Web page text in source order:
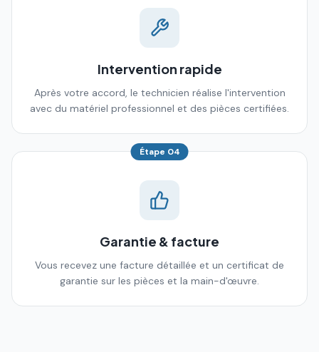
Intervention rapide
Après votre accord, le technicien réalise l'intervention
avec du matériel professionnel et des pièces certifiées.
Étape 04
Garantie & facture
Vous recevez une facture détaillée et un certificat de
garantie sur les pièces et la main-d'œuvre.